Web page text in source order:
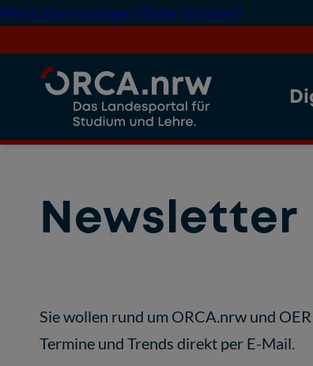
Menü überspringen (Enter drücken)
Newsletter
Sie wollen rund um ORCA.nrw und
Termine und Trends direkt per E-Mail.